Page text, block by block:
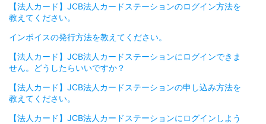
【法人カード】JCB法人カードステーションのログイン方法を
教えてください。
インボイスの発行方法を教えてください。
【法人カード】JCB法人カードステーションにログインできま
せん。どうしたらいいですか？
【法人カード】JCB法人カードステーションの申し込み方法を
教えてください。
【法人カード】JCB法人カードステーションにログインしよう